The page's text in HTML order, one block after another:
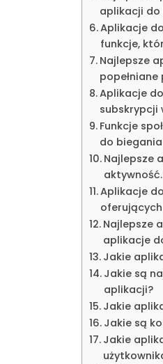
aplikacji do
Aplikacje
funkcje,
Najlepsze
Aplikacje
subskrypcji
Funkcje
do
Najlepsze
Aplikacje
Najlepsze
aplikacje
Jakie
Jakie są
aplikacji?
Jakie
Jakie są
Jakie